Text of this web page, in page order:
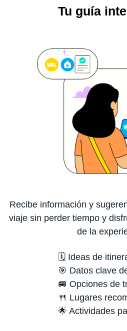
Tu guía
Recibe información y
viaje sin perder tiempo y
de la
🗓️ Ideas de
🎯 Datos clave
🚐 Opciones de
🍴 Lugares
🌟 Actividades